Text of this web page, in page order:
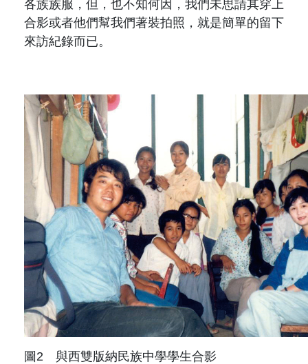
各族族服，但，也不知何因，我們未思請其穿上
合影或者他們幫我們著裝拍照，就是簡單的留下
來訪紀錄而已。
圖2 與西雙版納民族中學學生合影